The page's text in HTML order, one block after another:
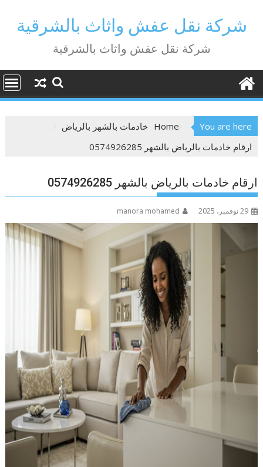
contentشركة نقل عفش واثاث بالشرقية
شركة نقل عفش واثاث بالشرقية
You are here
Home خادمات بالشهر بالرياض
ارقام خادمات بالرياض بالشهر 0574926285
ارقام خادمات بالرياض بالشهر 0574926285
29 نوفمبر، 2025 manora mohamed